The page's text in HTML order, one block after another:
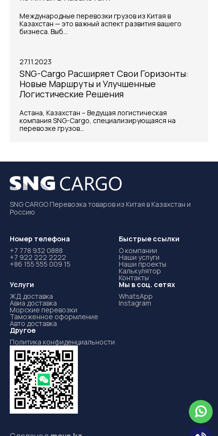
Международные перевозки грузов из Китая в
Казахстан — это важный аспект развития вашего
бизнеса. Выб...
27.11.2023
SNG-Cargo Расширяет Свои Горизонты:
Новые Маршруты и Улучшенные
Логистические Решения
Астана, Казахстан – Ведущая логистическая
компания SNG-Cargo, специализирующаяся на
перевозке грузов...
SNG CARGO Перевозка товаров из Китая в Казахстан и
Россию
Номер телефона
+7 778 932 0888
+7 922 222 2222
+86 155 555 009 15
Быстрые ссылки
О компании
Наши услуги
Наши проекты
Калькулятор
Контакты
Услуги
ЖД доставка
Авиа доставка
Морские перевозки
Таможенное оформление
Авто доставка
Мы в соц. сетях
WhatsApp
Instagram
Другое
Политика конфиденциальности